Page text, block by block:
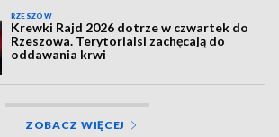
RZESZÓW
Krewki Rajd 2026 dotrze w czwartek do
Rzeszowa. Terytorialsi zachęcają do
oddawania krwi
ZOBACZ WIĘCEJ